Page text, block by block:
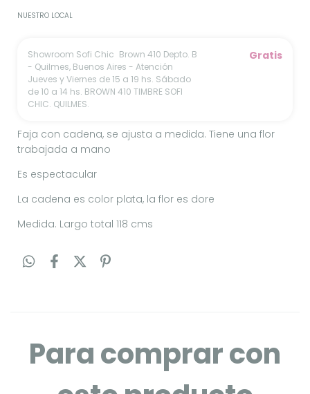
NUESTRO LOCAL
Showroom Sofi Chic Brown 410 Depto. B
- Quilmes, Buenos Aires - Atención
Jueves y Viernes de 15 a 19 hs. Sábado
de 10 a 14 hs. BROWN 410 TIMBRE SOFI
CHIC. QUILMES.
Gratis
Faja con cadena, se ajusta a medida. Tiene una flor
trabajada a mano
Es espectacular
La cadena es color plata, la flor es dore
Medida. Largo total 118 cms
Para comprar con